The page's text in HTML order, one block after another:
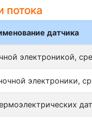
потока
датчика
электроникой,
электроники,